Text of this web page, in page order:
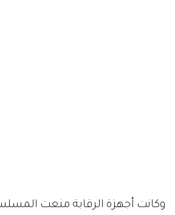
وكانت أجهزة الرقابة منعت